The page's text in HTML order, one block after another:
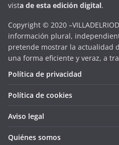
vista de esta edición digital.
Copyright © 2020
información plural,
pretende mostrar la actualidad
una forma eficiente y veraz, a
Política de privacidad
Política de cookies
Aviso legal
Quiénes somos